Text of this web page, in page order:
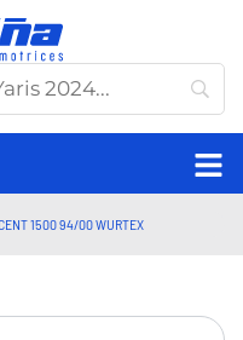
1500 94/00 WURTEX